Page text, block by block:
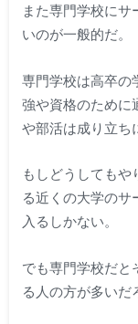
また専門学校に
いのが一般的だ。
専門学校は高卒の
強や資格のために
や部活は成り立ち
もしどうしても
る近くの大学のサ
入るしかない。
でも専門学校だと
る人の方が多いだ